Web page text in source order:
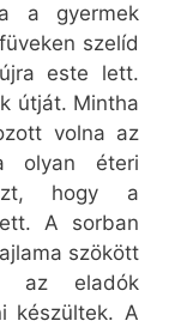
a gyermek
szelíd
este lett.
útját. Mintha
volna az
olyan éteri
hogy a
A sorban
szökött
az eladók
készültek. A